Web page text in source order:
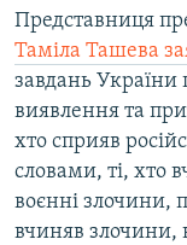
Представниця
Таміла Ташева
завдань України
виявлення та
хто сприяв
словами, ті, хто
воєнні злочини,
вчиняв злочини,